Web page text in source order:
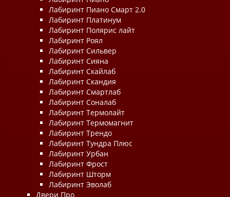
Лабиринт Пиано Смарт 2.0
Лабиринт Платинум
Лабиринт Полярис лайт
Лабиринт Роял
Лабиринт Сильвер
Лабиринт Сияна
Лабиринт Скайлаб
Лабиринт Скандия
Лабиринт Смартлаб
Лабиринт Соналаб
Лабиринт Термолайт
Лабиринт Термомагнит
Лабиринт Трендо
Лабиринт Тундра Плюс
Лабиринт Урбан
Лабиринт Фрост
Лабиринт Шторм
Лабиринт Эволаб
Двери Про